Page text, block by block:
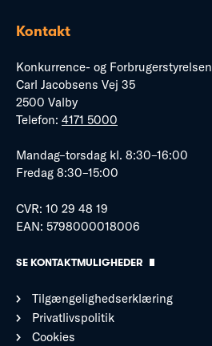
Kontakt
Konkurrence- og Forbrugerstyrelsen
Carl Jacobsens Vej 35
2500 Valby
Telefon: 4171 5000
Mandag–torsdag kl. 8:30–16:00
Fredag 8:30–15:00
CVR: 10 29 48 19
EAN: 5798000018006
SE KONTAKTMULIGHEDER
Tilgængelighedserklæring
Privatlivspolitik
Cookies